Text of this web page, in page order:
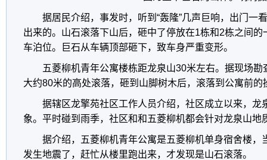
据居民介绍，事发时，听到“轰隆”几声巨响，出门一
出来的。山石滚落下山后，砸中了停放在1栋和2栋之间
车泊位。巨石从车辆顶部砸下，致车身严重变形。
五菱柳机青年公寓楼栋距龙泉山30米左右。据现场
大约80米的高处滚落，砸到山脚树木后，滚落到公寓前
据辖区龙擎苑社区工作人员介绍，社区成立以来，龙
象。平时碰到雨季，社区和和五菱柳机都会针对龙泉山地
据介绍，五菱柳机青年公寓是五菱柳机单身宿舍楼，
发生地震了，赶忙从楼里跑出来，才发现是山石滚落。